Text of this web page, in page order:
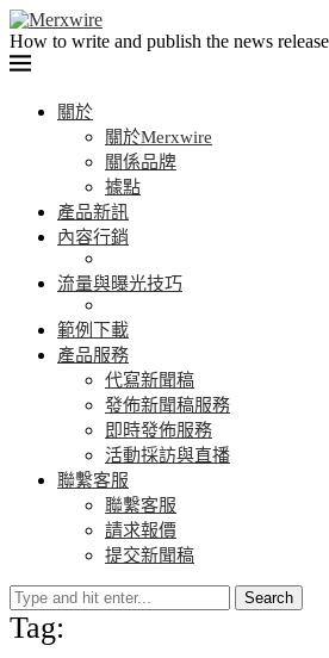
How to write and publish the news release
關於
關於Merxwire
關係品牌
據點
產品新訊
內容行銷
流量與曝光技巧
範例下載
產品服務
代寫新聞稿
發佈新聞稿服務
即時發佈服務
活動採訪與直播
聯繫客服
聯繫客服
請求報價
提交新聞稿
Search
Tag: